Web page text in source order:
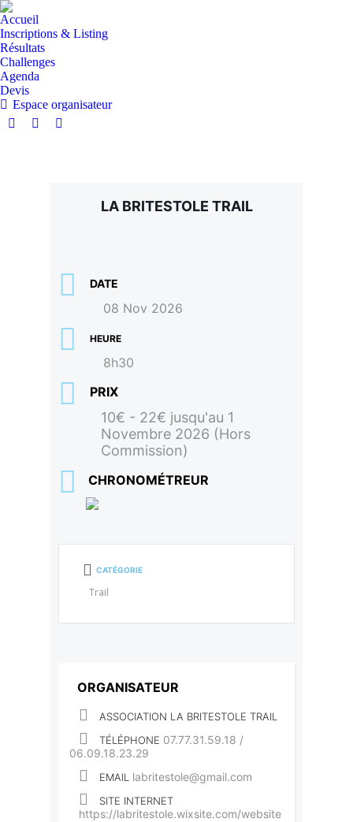
Accueil
Inscriptions & Listing
Résultats
Challenges
Agenda
Devis
Espace organisateur
LA BRITESTOLE TRAIL
DATE
08 Nov 2026
HEURE
8h30
PRIX
10€ - 22€ jusqu'au 1
Novembre 2026 (Hors
Commission)
CHRONOMÉTREUR
CATÉGORIE
Trail
ORGANISATEUR
ASSOCIATION LA BRITESTOLE TRAIL
TÉLÉPHONE 07.77.31.59.18 /
06.09.18.23.29
EMAIL labritestole@gmail.com
SITE INTERNET
https://labritestole.wixsite.com/website